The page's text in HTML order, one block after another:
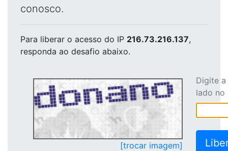
conosco.
Para liberar o acesso do IP 216.73.216.137,
responda ao desafio abaixo.
[trocar imagem]
Digite
lado no